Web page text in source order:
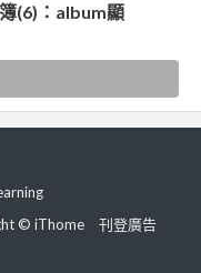
(6)：album顯
© iThome
刊登廣告